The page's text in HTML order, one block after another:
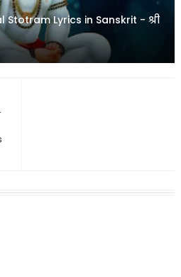
Lyrics in Sanskrit - श्री